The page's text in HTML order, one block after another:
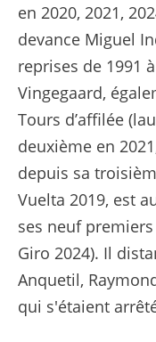
en 2020, 2021,
devance Miguel
reprises de 1991
Vingegaard,
Tours d’affilée
deuxième en
depuis sa
Vuelta 2019, est
ses neuf
Giro 2024). Il
Anquetil,
qui s'étaient